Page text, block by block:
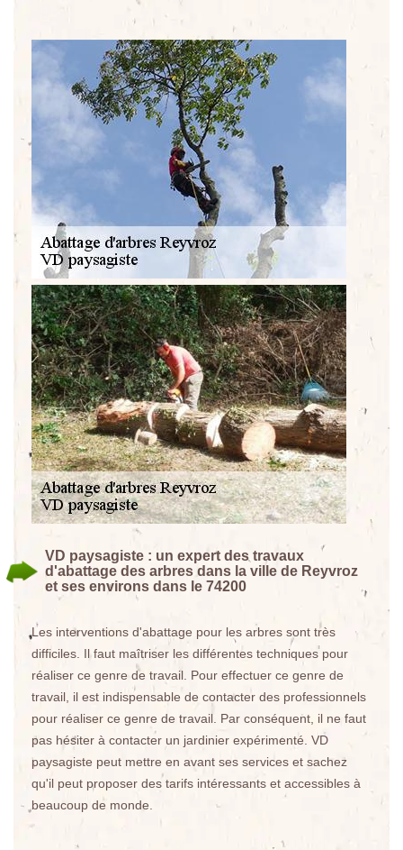
VD paysagiste : un expert des travaux
d'abattage des arbres dans la ville de Reyvroz
et ses environs dans le 74200
Les interventions d'abattage pour les arbres sont très
difficiles. Il faut maîtriser les différentes techniques pour
réaliser ce genre de travail. Pour effectuer ce genre de
travail, il est indispensable de contacter des professionnels
pour réaliser ce genre de travail. Par conséquent, il ne faut
pas hésiter à contacter un jardinier expérimenté. VD
paysagiste peut mettre en avant ses services et sachez
qu'il peut proposer des tarifs intéressants et accessibles à
beaucoup de monde.